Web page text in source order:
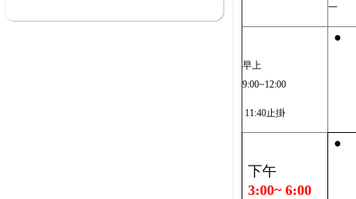
一
早上
9:00~12:00
11:40止掛
●
下午
3:00~ 6:00
●